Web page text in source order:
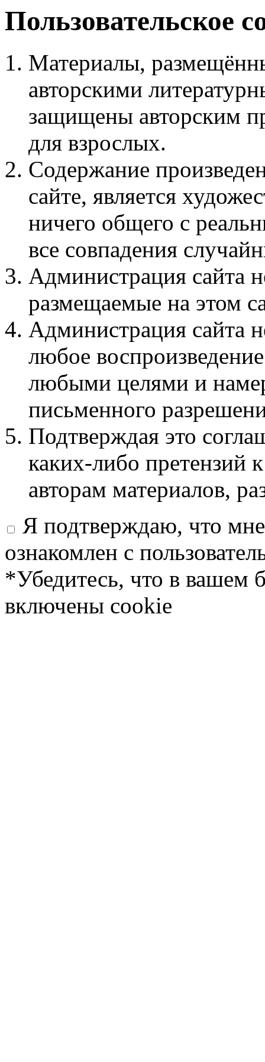
Пользовательское
Материалы,
авторскими
защищены авторским
для взрослых.
Содержание
сайте, является
ничего общего с
все совпадения
Администрация сайта
размещаемые на этом
Администрация сайта
любое
любыми целями и
письменного
Подтверждая это
каких-либо претензий
авторам материалов,
Я подтверждаю, что
ознакомлен с
*Убедитесь, что в вашем
включены cookie